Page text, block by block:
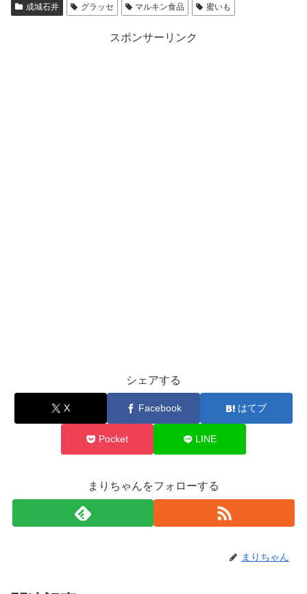
成城石井 グラッセ マルキン食品 蜜いも
スポンサーリンク
シェアする
X Facebook はてブ
Pocket LINE
まりちゃんをフォローする
まりちゃん